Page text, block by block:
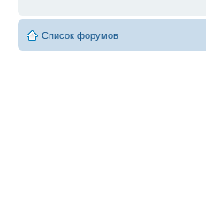
Список форумов